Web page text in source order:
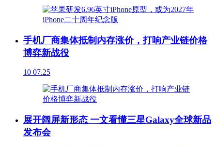
手机厂商集体抵制内存涨价，打响产业链价格
博弈新战役
10 07.25
展开阔屏新形态 一文看懂三星Galaxy全球新品
发布会